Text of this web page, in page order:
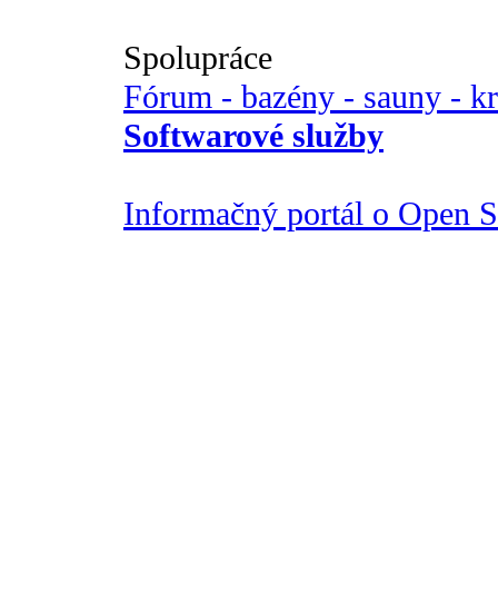
Spolupráce
Fórum - bazény - sauny -
Softwarové služby
Informačný portál o Open